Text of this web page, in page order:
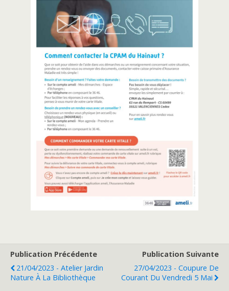
Publication Précédente
21/04/2023 - Atelier Jardin
Nature À La Bibliothèque
Publication Suivante
27/04/2023 - Coupure De
Courant Du Vendredi 5 Mai